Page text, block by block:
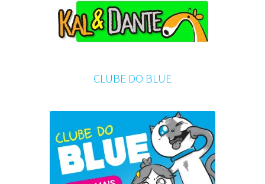
CLUBE DO BLUE